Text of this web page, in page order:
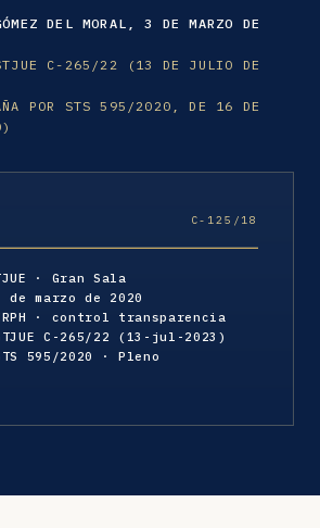
DEL MORAL, 3 DE MARZO DE
STJUE C-265/22 (13 DE JULIO DE
POR STS 595/2020, DE 16 DE
C-125/18
· Gran Sala
de marzo de 2020
· control transparencia
C-265/22 (13-jul-2023)
595/2020 · Pleno